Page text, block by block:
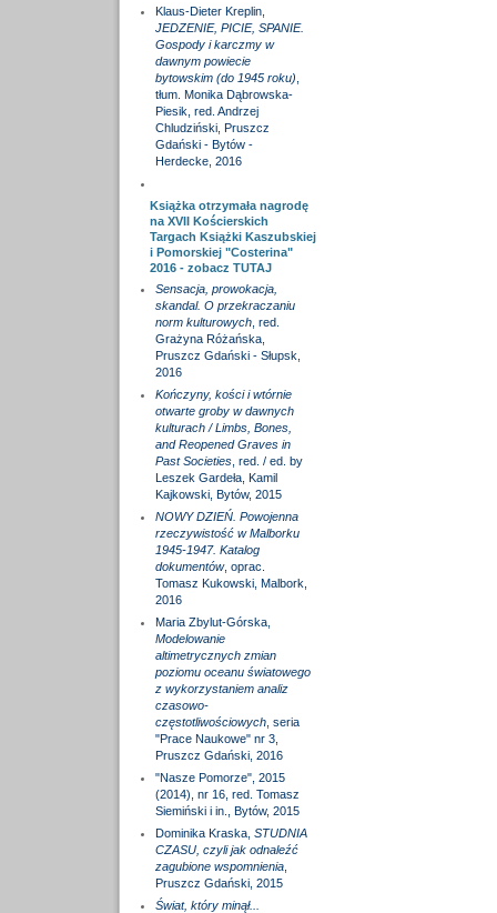
Klaus-Dieter Kreplin,
JEDZENIE, PICIE, SPANIE.
Gospody i karczmy w
dawnym powiecie
bytowskim (do 1945 roku)
tłum. Monika Dąbrowska-
Piesik, red. Andrzej
Chludziński, Pruszcz
Gdański - Bytów -
Herdecke, 2016
Książka otrzymała nagrodę
na XVII Kościerskich
Targach Książki Kaszubskiej
i Pomorskiej "Costerina"
2016 - zobacz TUTAJ
Sensacja, prowokacja,
skandal. O przekraczaniu
norm kulturowych, red.
Grażyna Różańska,
Pruszcz Gdański - Słupsk,
2016
Kończyny, kości i wtórnie
otwarte groby w dawnych
kulturach / Limbs, Bones,
and Reopened Graves in
Past Societies, red. / ed. by
Leszek Gardeła, Kamil
Kajkowski, Bytów, 2015
NOWY DZIEŃ. Powojenna
rzeczywistość w Malborku
1945-1947. Katalog
dokumentów, oprac.
Tomasz Kukowski, Malbork,
2016
Maria Zbylut-Górska,
Modelowanie
altimetrycznych zmian
poziomu oceanu światowego
z wykorzystaniem analiz
czasowo-
częstotliwościowych, seria
"Prace Naukowe" nr 3,
Pruszcz Gdański, 2016
"Nasze Pomorze", 2015
(2014), nr 16, red. Tomasz
Siemiński i in., Bytów, 2015
Dominika Kraska, STUDNIA
CZASU, czyli jak odnaleźć
zagubione wspomnienia,
Pruszcz Gdański, 2015
Świat, który minął...